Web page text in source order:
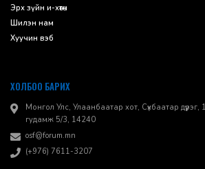
Эрх зүйн и-хөтөч
Шилэн нам
Хуучин вэб
ХОЛБОО БАРИХ
Монгол Улс, Улаанбаатар хот, Сүхбаатар
гудамж 5/3, 14240
osf@forum.mn
(+976) 7611-3207